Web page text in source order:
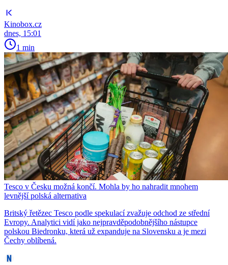
Kinobox.cz
dnes, 15:01
1 min
Tesco v Česku možná končí. Mohla by ho nahradit mnohem
levnější polská alternativa
Britský řetězec Tesco podle spekulací zvažuje odchod ze střední
Evropy. Analytici vidí jako nejpravděpodobnějšího nástupce
polskou Biedronku, která už expanduje na Slovensku a je mezi
Čechy oblíbená.